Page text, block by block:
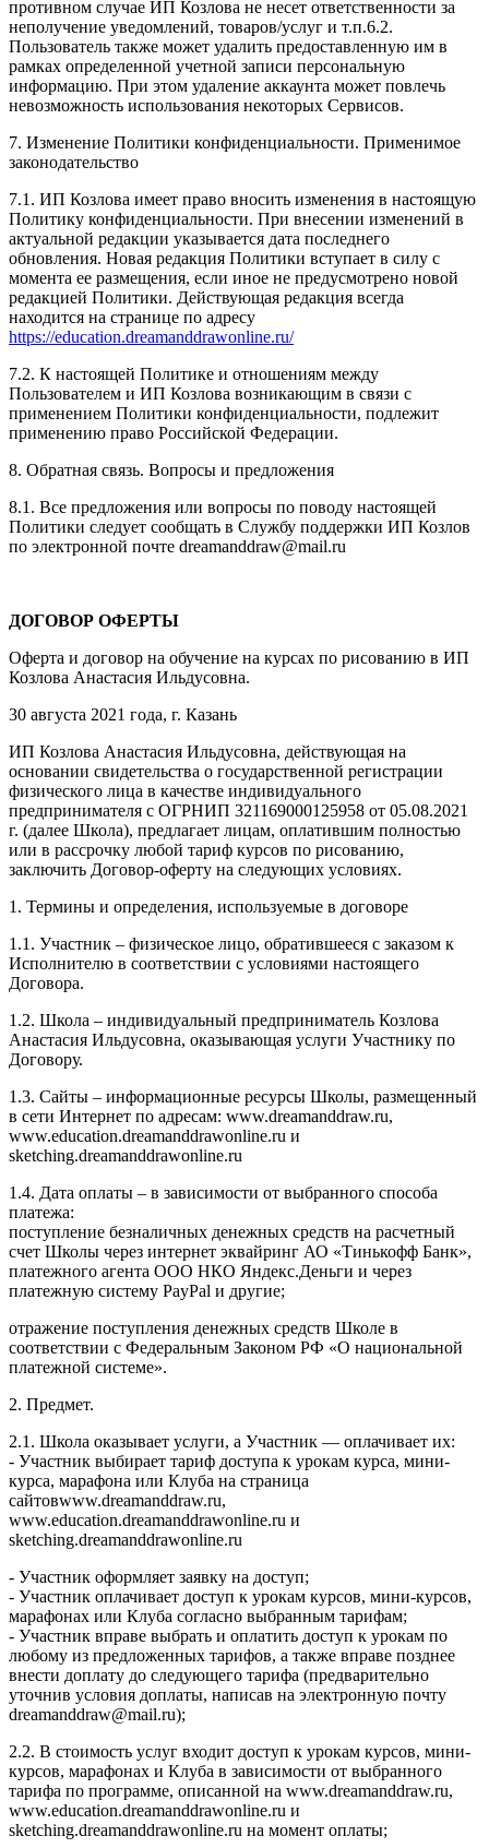
противном случае ИП Козлова не несет ответственности за
неполучение уведомлений, товаров/услуг и т.п.6.2.
Пользователь также может удалить предоставленную им в
рамках определенной учетной записи персональную
информацию. При этом удаление аккаунта может повлечь
невозможность использования некоторых Сервисов.
7. Изменение Политики конфиденциальности. Применимое
законодательство
7.1. ИП Козлова имеет право вносить изменения в настоящую
Политику конфиденциальности. При внесении изменений в
актуальной редакции указывается дата последнего
обновления. Новая редакция Политики вступает в силу с
момента ее размещения, если иное не предусмотрено новой
редакцией Политики. Действующая редакция всегда
находится на странице по адресу
https://education.dreamanddrawonline.ru/
7.2. К настоящей Политике и отношениям между
Пользователем и ИП Козлова возникающим в связи с
применением Политики конфиденциальности, подлежит
применению право Российской Федерации.
8. Обратная связь. Вопросы и предложения
8.1. Все предложения или вопросы по поводу настоящей
Политики следует сообщать в Службу поддержки ИП Козлов
по электронной почте dreamanddraw@mail.ru
ДОГОВОР ОФЕРТЫ
Оферта и договор на обучение на курсах по рисованию в ИП
Козлова Анастасия Ильдусовна.
30 августа 2021 года, г. Казань
ИП Козлова Анастасия Ильдусовна, действующая на
основании свидетельства о государственной регистрации
физического лица в качестве индивидуального
предпринимателя с ОГРНИП 321169000125958 от 05.08.2021
г. (далее Школа), предлагает лицам, оплатившим полностью
или в рассрочку любой тариф курсов по рисованию,
заключить Договор-оферту на следующих условиях.
1. Термины и определения, используемые в договоре
1.1. Участник – физическое лицо, обратившееся с заказом к
Исполнителю в соответствии с условиями настоящего
Договора.
1.2. Школа – индивидуальный предприниматель Козлова
Анастасия Ильдусовна, оказывающая услуги Участнику по
Договору.
1.3. Сайты – информационные ресурсы Школы, размещенный
в сети Интернет по адресам: www.dreamanddraw.ru,
www.education.dreamanddrawonline.ru и
sketching.dreamanddrawonline.ru
1.4. Дата оплаты – в зависимости от выбранного способа
платежа:
поступление безналичных денежных средств на расчетный
счет Школы через интернет эквайринг АО «Тинькофф Банк»,
платежного агента ООО НКО Яндекс.Деньги и через
платежную систему PayPal и другие;
отражение поступления денежных средств Школе в
соответствии с Федеральным Законом РФ «О национальной
платежной системе».
2. Предмет.
2.1. Школа оказывает услуги, а Участник — оплачивает их:
- Участник выбирает тариф доступа к урокам курса, мини-
курса, марафона или Клуба на страница
сайтовwww.dreamanddraw.ru,
www.education.dreamanddrawonline.ru и
sketching.dreamanddrawonline.ru
- Участник оформляет заявку на доступ;
- Участник оплачивает доступ к урокам курсов, мини-курсов,
марафонах или Клуба согласно выбранным тарифам;
- Участник вправе выбрать и оплатить доступ к урокам по
любому из предложенных тарифов, а также вправе позднее
внести доплату до следующего тарифа (предварительно
уточнив условия доплаты, написав на электронную почту
dreamanddraw@mail.ru);
2.2. В стоимость услуг входит доступ к урокам курсов, мини-
курсов, марафонах и Клуба в зависимости от выбранного
тарифа по программе, описанной на www.dreamanddraw.ru,
www.education.dreamanddrawonline.ru и
sketching.dreamanddrawonline.ru на момент оплаты;